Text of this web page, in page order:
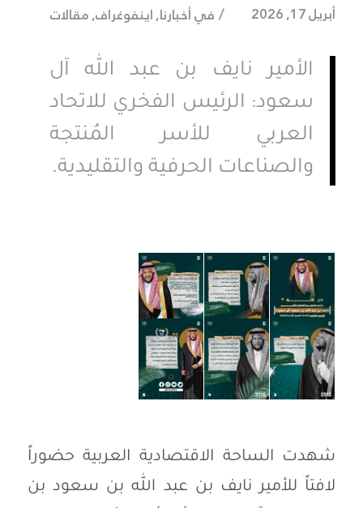
أبريل 17, 2026 / فيأخبارنا,اينفوغراف,مقالات
الأمير نايف بن عبد الله آل
سعود: الرئيس الفخري للاتحاد
العربي للأسر المُنتجة
والصناعات الحرفية والتقليدية.
شهدت الساحة الاقتصادية العربية حضوراً
لافتاً للأمير نايف بن عبد الله بن سعود بن